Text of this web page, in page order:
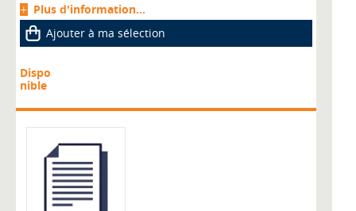
Plus d'information...
Ajouter à ma sélection
Dispo
nible